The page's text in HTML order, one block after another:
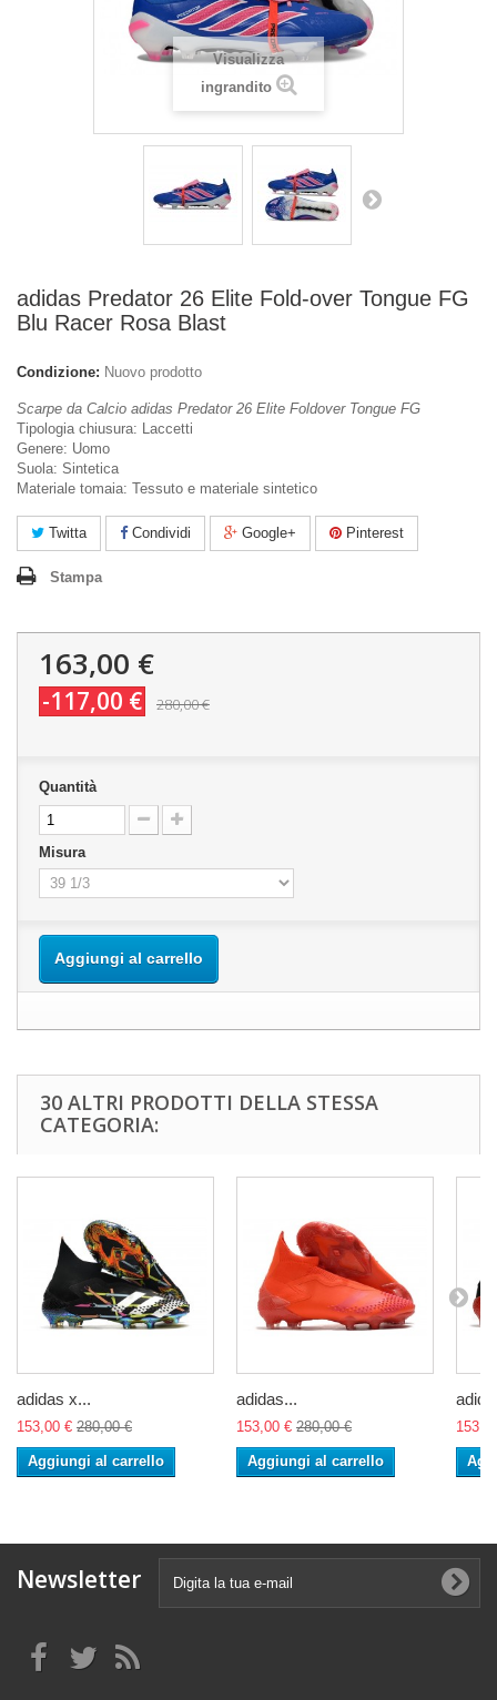
Visualizza
ingrandito
adidas Predator 26 Elite Fold-over Tongue FG
Blu Racer Rosa Blast
Condizione: Nuovo prodotto
Scarpe da Calcio adidas Predator 26 Elite Foldover Tongue FG
Tipologia chiusura: Laccetti
Genere: Uomo
Suola: Sintetica
Materiale tomaia: Tessuto e materiale sintetico
Twitta Condividi Google+ Pinterest
Stampa
163,00 €
-117,00 € 280,00 €
Quantità
Misura
Aggiungi al carrello
30 ALTRI PRODOTTI DELLA STESSA
CATEGORIA:
adidas x...
153,00 € 280,00 €
Aggiungi al carrello
adidas...
153,00 € 280,00 €
Aggiungi al carrello
Newsletter